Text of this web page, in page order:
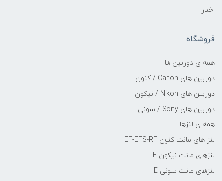
اخبار
فروشگاه
همه ی دوربین ها
دوربین های Canon / کنون
دوربین های Nikon / نیکون
دوربین های Sony / سونی
همه ی لنزها
لنز های مانت کنون EF-EFS-RF
لنزهای مانت نیکون F
لنزهای مانت سونی E